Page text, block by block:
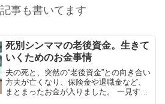
事も書いてます
死別シンママの老後資金。生きて
いくためのお金事情
夫の死と、突然の“老後資金”との向き合い
方夫が亡くなり、保険金や退職金など、
まとまったお金が入りました。 一見する